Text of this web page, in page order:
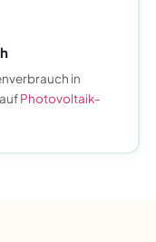
in
Photovoltaik-